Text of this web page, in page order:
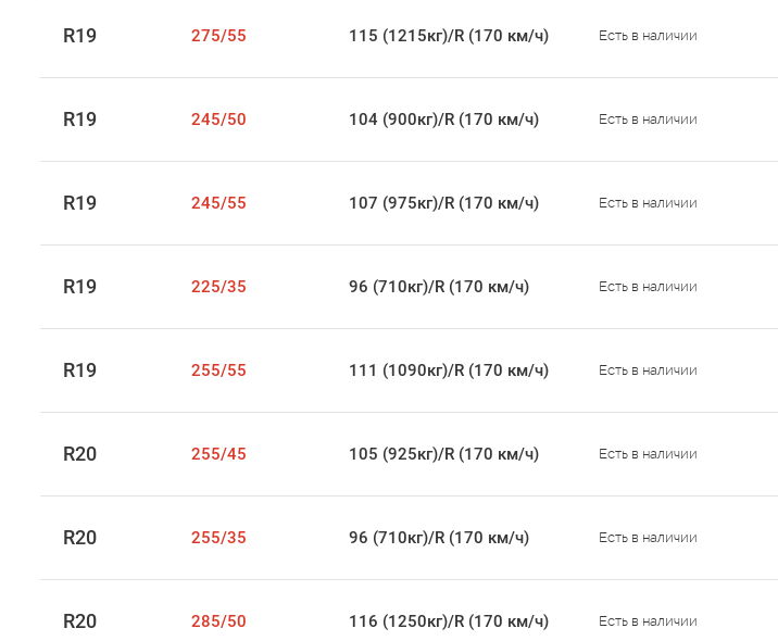
R19 275/55 115 (1215кг)/R (170 км/ч) Есть в наличии
R19 245/50 104 (900кг)/R (170 км/ч) Есть в наличии
R19 245/55 107 (975кг)/R (170 км/ч) Есть в наличии
R19 225/35 96 (710кг)/R (170 км/ч) Есть в наличии
R19 255/55 111 (1090кг)/R (170 км/ч) Есть в наличии
R20 255/45 105 (925кг)/R (170 км/ч) Есть в наличии
R20 255/35 96 (710кг)/R (170 км/ч) Есть в наличии
R20 285/50 116 (1250кг)/R (170 км/ч) Есть в наличии